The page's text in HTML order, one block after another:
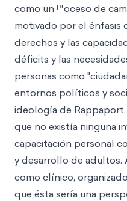
como un proceso de
motivado por el énfasis
derechos y las
déficits y las
personas como
entornos políticos y
ideología de
que no existía ninguna
capacitación personal
y desarrollo de adultos.
como clínico,
que ésta sería una